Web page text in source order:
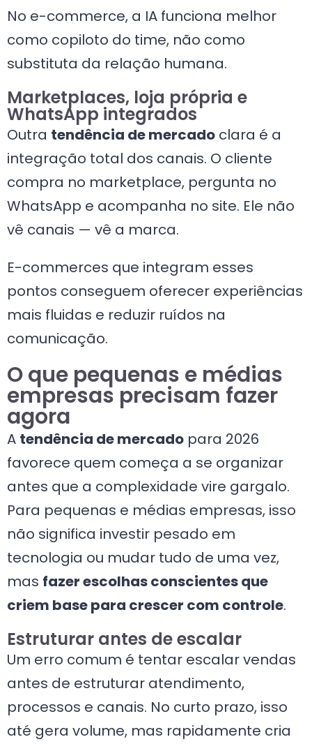
No e-commerce, a IA funciona melhor
como copiloto do time, não como
substituta da relação humana.
Marketplaces, loja própria e
WhatsApp integrados
Outra tendência de mercado clara é a
integração total dos canais. O cliente
compra no marketplace, pergunta no
WhatsApp e acompanha no site. Ele não
vê canais — vê a marca.
E-commerces que integram esses
pontos conseguem oferecer experiências
mais fluidas e reduzir ruídos na
comunicação.
O que pequenas e médias
empresas precisam fazer
agora
A tendência de mercado para 2026
favorece quem começa a se organizar
antes que a complexidade vire gargalo.
Para pequenas e médias empresas, isso
não significa investir pesado em
tecnologia ou mudar tudo de uma vez,
mas fazer escolhas conscientes que
criem base para crescer com controle.
Estruturar antes de escalar
Um erro comum é tentar escalar vendas
antes de estruturar atendimento,
processos e canais. No curto prazo, isso
até gera volume, mas rapidamente cria